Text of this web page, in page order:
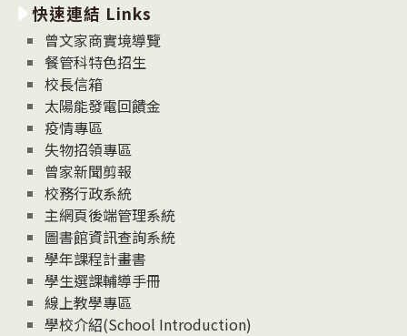
消
息
News
快速連結 Links
曾文家商實境導覽
餐管科特色招生
校長信箱
太陽能發電回饋金
疫情專區
失物招領專區
曾家新聞剪報
校務行政系統
主網頁後端管理系統
圖書館資訊查詢系統
學年課程計畫書
學生選課輔導手冊
線上教學專區
學校介紹(School Introduction)